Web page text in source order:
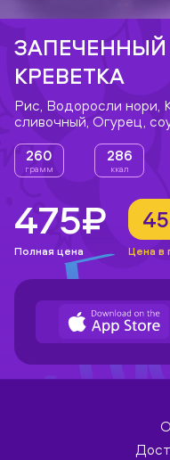
ЗАПЕЧЕННЫЙ
КРЕВЕТКА
Рис, Водоросли нори,
сливочный, Огурец,
260
грамм
286
ккал
475₽
Полная цена Цена в